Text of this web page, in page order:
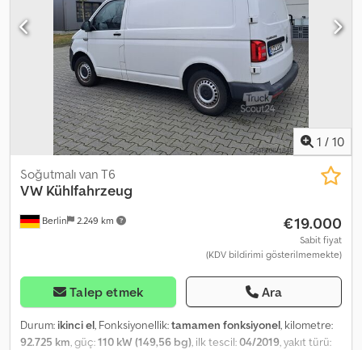
1 / 10
Berlin 2.249 km
Soğutmalı van T6
VW Kühlfahrzeug
€19.000
Sabit fiyat
(KDV bildirimi gösterilmemekte)
Talep etmek Ara
Durum: ikinci el, Fonksiyonellik:tamamen fonksiyonel, kilometre:
92.725 km , güç:110 kW (149,56 bg) , ilk tescil:04/2019 , yakıt türü: